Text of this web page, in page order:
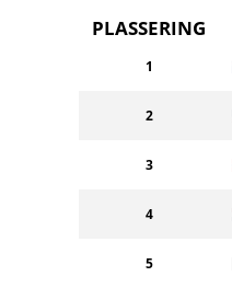
PLASSERING
1
2
3
4
5